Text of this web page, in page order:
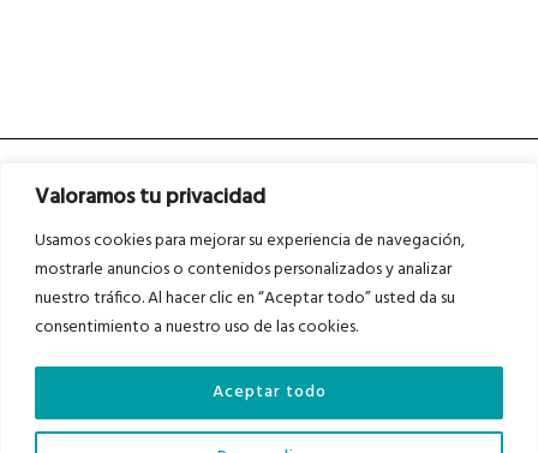
Valoramos tu privacidad
Usamos cookies para mejorar su experiencia de navegación,
mostrarle anuncios o contenidos personalizados y analizar
nuestro tráfico. Al hacer clic en “Aceptar todo” usted da su
consentimiento a nuestro uso de las cookies.
Aceptar todo
Asociados a
Auditados por